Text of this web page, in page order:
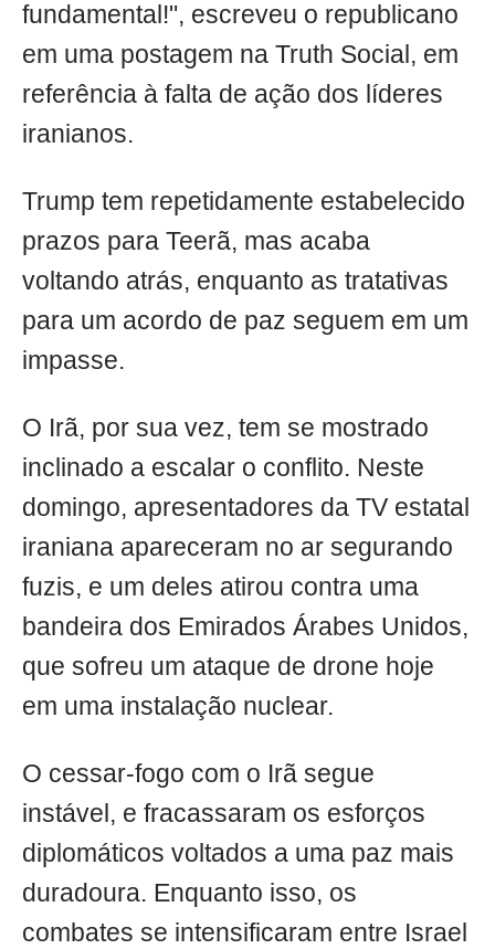
fundamental!", escreveu o republicano
em uma postagem na Truth Social, em
referência à falta de ação dos líderes
iranianos.
Trump tem repetidamente estabelecido
prazos para Teerã, mas acaba
voltando atrás, enquanto as tratativas
para um acordo de paz seguem em um
impasse.
O Irã, por sua vez, tem se mostrado
inclinado a escalar o conflito. Neste
domingo, apresentadores da TV estatal
iraniana apareceram no ar segurando
fuzis, e um deles atirou contra uma
bandeira dos Emirados Árabes Unidos,
que sofreu um ataque de drone hoje
em uma instalação nuclear.
O cessar-fogo com o Irã segue
instável, e fracassaram os esforços
diplomáticos voltados a uma paz mais
duradoura. Enquanto isso, os
combates se intensificaram entre Israel